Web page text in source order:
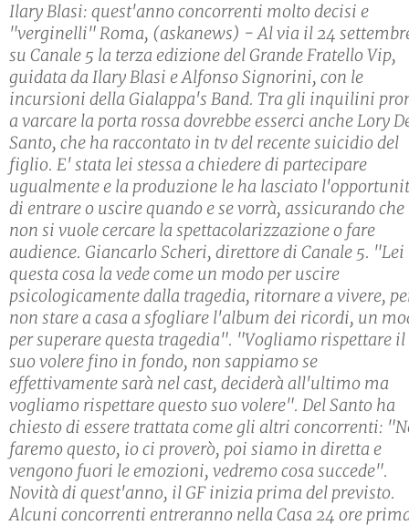
Ilary Blasi: quest'anno concorrenti molto decisi e
"verginelli" Roma, (askanews) - Al via il 24
su Canale 5 la terza edizione del Grande Fratello Vip,
guidata da Ilary Blasi e Alfonso Signorini, con le
incursioni della Gialappa's Band. Tra gli inquilini
a varcare la porta rossa dovrebbe esserci anche Lory
Santo, che ha raccontato in tv del recente suicidio del
figlio. E' stata lei stessa a chiedere di partecipare
ugualmente e la produzione le ha lasciato
di entrare o uscire quando e se vorrà, assicurando che
non si vuole cercare la spettacolarizzazione o fare
audience. Giancarlo Scheri, direttore di Canale 5. "Lei
questa cosa la vede come un modo per uscire
psicologicamente dalla tragedia, ritornare a vivere,
non stare a casa a sfogliare l'album dei ricordi, un
per superare questa tragedia". "Vogliamo rispettare il
suo volere fino in fondo, non sappiamo se
effettivamente sarà nel cast, deciderà all'ultimo ma
vogliamo rispettare questo suo volere". Del Santo ha
chiesto di essere trattata come gli altri concorrenti:
faremo questo, io ci proverò, poi siamo in diretta e
vengono fuori le emozioni, vedremo cosa succede".
Novità di quest'anno, il GF inizia prima del previsto.
Alcuni concorrenti entreranno nella Casa 24 ore